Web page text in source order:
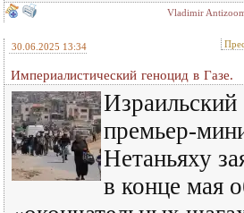
Vladimir
30.06.2025 13:34
Империалистический геноцид в Газе.
Израильский
премьер-
Нетаньяху
в конце мая